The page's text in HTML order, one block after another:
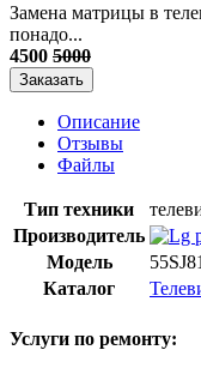
​Замена матрицы в
понадо...
4500 5000
Заказать
Описание
Отзывы
Файлы
Тип техники
Производитель
Модель
Каталог
Услуги по ремонту: